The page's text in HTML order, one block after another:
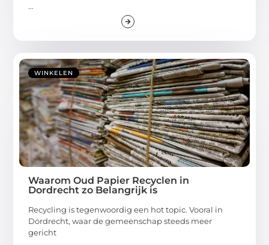
...
WINKELEN
Waarom Oud Papier Recyclen in
Dordrecht zo Belangrijk is
Recycling is tegenwoordig een hot topic. Vooral in
Dordrecht, waar de gemeenschap steeds meer
gericht